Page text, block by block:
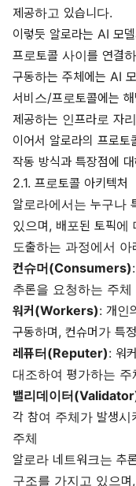
제공하고 있습니다.
이렇듯 알로라는 AI 모
프로토콜 사이를 연결
구동하는 주체에는 AI
서비스/프로토콜에는
제공하는 인프라로 자
이어서 알로라의 프로토
작동 방식과 특장점에
2.1. 프로토콜 아키텍처
알로라에서는 누구나
있으며, 배포된 토픽에
도출하는 과정에서
컨슈머(Consumers)
추론을 요청하는 주체
워커(Workers): 개인
구동하며, 컨슈머가 특
레퓨터(Reputer): 워
대조하여 평가하는 주
밸리데이터
각 참여 주체가 발생
주체
알로라 네트워크는 추
구조를 가지고 있으며